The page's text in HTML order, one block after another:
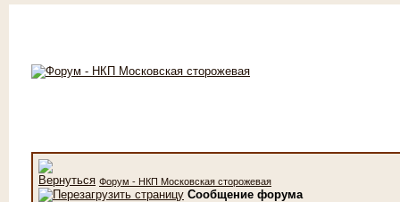
Форум - НКП Московская сторожевая
Сообщение форума